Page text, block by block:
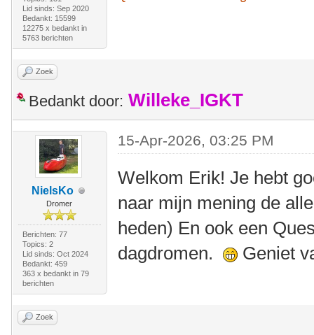
Lid sinds: Sep 2020
Bedankt: 15599
12275 x bedankt in
5763 berichten
Zoek
Bedankt door: Willeke_IGKT
NielsKo
Dromer
Berichten: 77
Topics: 2
Lid sinds: Oct 2024
Bedankt: 459
363 x bedankt in 79
berichten
15-Apr-2026, 03:25 PM
Welkom Erik! Je hebt
naar mijn mening de
heden) En ook een
dagdromen.
Geniet
Zoek